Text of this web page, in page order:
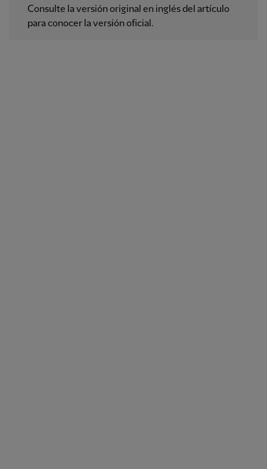
Consulte la versión original en inglés del artículo
para conocer la versión oficial.